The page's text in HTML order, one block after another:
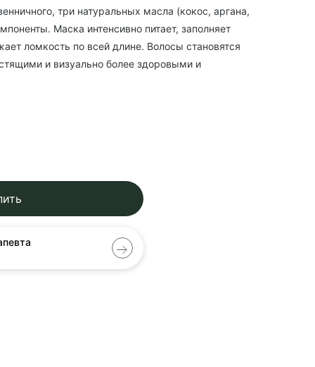
три натуральных масла (кокос, аргана,
Маска интенсивно питает, заполняет
ломкость по всей длине. Волосы становятся
и визуально более здоровыми и